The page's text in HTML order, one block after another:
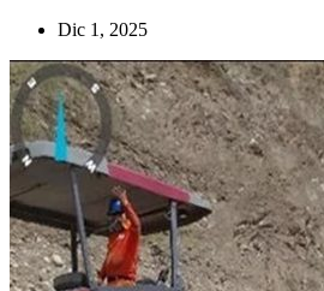
Dic 1, 2025